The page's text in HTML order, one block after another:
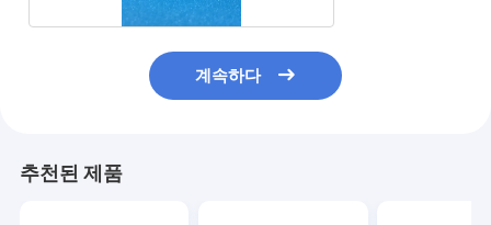
계속하다
추천된 제품